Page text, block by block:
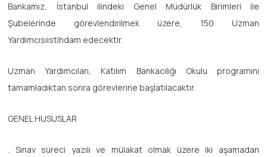
Bankamız, İstanbul ilindeki Genel Müdürlük Birimleri ile
Şubelerinde görevlendirilmek üzere, 150 Uzman
Yardımcısıistihdam edecektir.
Uzman Yardımcıları, Katılım Bankacılığı Okulu programını
tamamladıktan sonra görevlerine başlatılacaktır.
GENEL HUSUSLAR
. Sınav süreci yazılı ve mülakat olmak üzere iki aşamadan